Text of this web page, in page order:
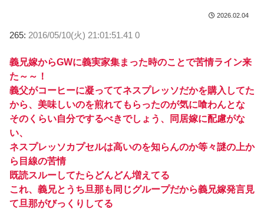
2026.02.04
265: 2016/05/10(火) 21:01:51.41 0
義兄嫁からGWに義実家集まった時のことで苦情ライン来
た～～！
義父がコーヒーに凝っててネスプレッソだかを購入してた
から、美味しいのを煎れてもらったのが気に喰わんとな
そのくらい自分でするべきでしょう、同居嫁に配慮がな
い、
ネスプレッソカプセルは高いのを知らんのか等々謎の上か
ら目線の苦情
既読スルーしてたらどんどん増えてる
これ、義兄とうち旦那も同じグループだから義兄嫁発言見
て旦那がびっくりしてる